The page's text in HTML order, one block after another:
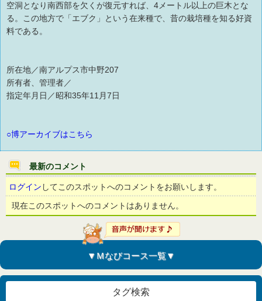
空洞となり南西部を欠くが復元すれば、4メートル以上の巨木とな
る。この地方で「エブク」という在来種で、昔の栽培種を知る好資
料である。
所在地／南アルプス市中野207
所有者、管理者／
指定年月日／昭和35年11月7日
○博アーカイブはこちら
最新のコメント
ログイン してこのスポットへのコメントをお願いします。
現在このスポットへのコメントはありません。
▼Ｍなびコース一覧▼
タグ検索